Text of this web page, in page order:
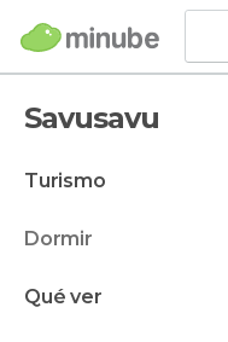
Savusavu
turismo
dormir
qué ver